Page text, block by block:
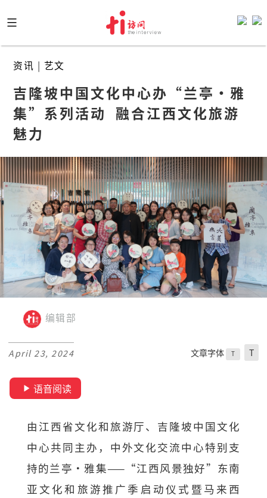
to
content
资讯 | 艺文
吉隆坡中国文化中心办“兰亭·雅
集”系列活动  融合江西文化旅游
魅力
编辑部
April 23, 2024 文章字体 T T
语音阅读
由江西省文化和旅游厅、吉隆坡中国文化
中心共同主办，中外文化交流中心特别支
持的兰亭·雅集——“江西风景独好”东南
亚文化和旅游推广季启动仪式暨马来西